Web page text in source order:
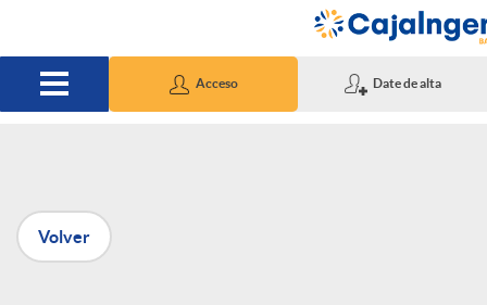
Acceso Date de alta
P
u
Volver